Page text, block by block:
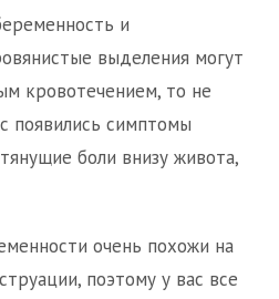
и
выделения могут
кровотечением, то не
появились симптомы
боли внизу живота,
очень похожи на
поэтому у вас все